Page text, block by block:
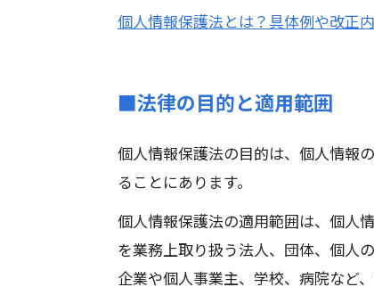
個人情報保護法とは？具体例や改正
■法律の目的と適用範囲
個人情報保護法の目的は、個人情報
ることにあります。
個人情報保護法の適用範囲は、個人
を業務上取り扱う法人、団体、個人
企業や個人事業主、学校、病院など